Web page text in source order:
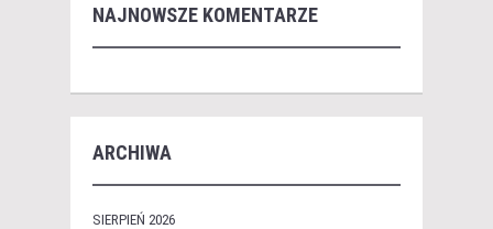
NAJNOWSZE KOMENTARZE
ARCHIWA
SIERPIEŃ 2026